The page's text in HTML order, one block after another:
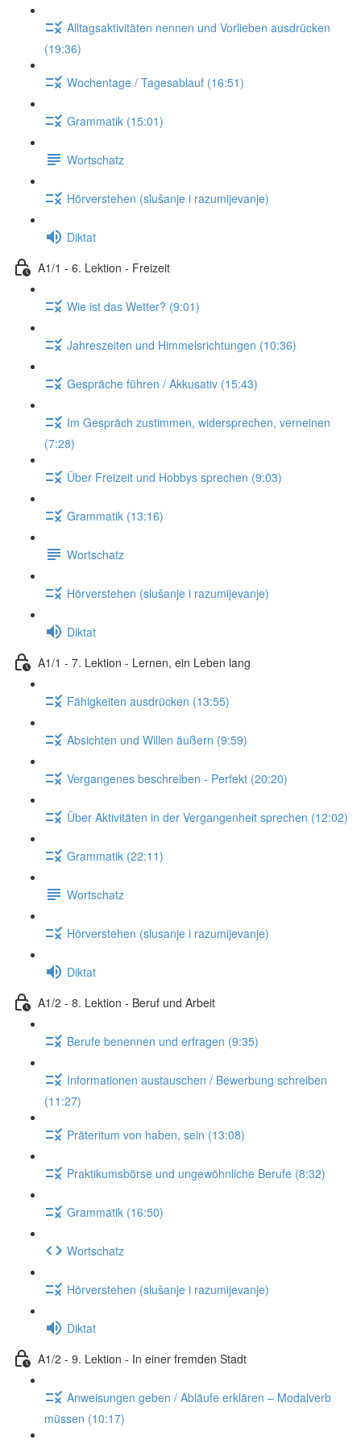
Alltagsaktivitäten nennen und Vorlieben ausdrücken
(19:36)
Wochentage / Tagesablauf (16:51)
Grammatik (15:01)
Wortschatz
Hörverstehen (slušanje i razumijevanje)
Diktat
A1/1 - 6. Lektion - Freizeit
Wie ist das Wetter? (9:01)
Jahreszeiten und Himmelsrichtungen (10:36)
Gespräche führen / Akkusativ (15:43)
Im Gespräch zustimmen, widersprechen, verneinen
(7:28)
Über Freizeit und Hobbys sprechen (9:03)
Grammatik (13:16)
Wortschatz
Hörverstehen (slušanje i razumijevanje)
Diktat
A1/1 - 7. Lektion - Lernen, ein Leben lang
Fähigkeiten ausdrücken (13:55)
Absichten und Willen äußern (9:59)
Vergangenes beschreiben - Perfekt (20:20)
Über Aktivitäten in der Vergangenheit sprechen (12:02)
Grammatik (22:11)
Wortschatz
Hörverstehen (slusanje i razumijevanje)
Diktat
A1/2 - 8. Lektion - Beruf und Arbeit
Berufe benennen und erfragen (9:35)
Informationen austauschen / Bewerbung schreiben
(11:27)
Präteritum von haben, sein (13:08)
Praktikumsbörse und ungewöhnliche Berufe (8:32)
Grammatik (16:50)
Wortschatz
Hörverstehen (slušanje i razumijevanje)
Diktat
A1/2 - 9. Lektion - In einer fremden Stadt
Anweisungen geben / Abläufe erklären – Modalverb
müssen (10:17)